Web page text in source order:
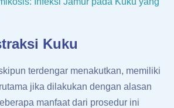
Kuku
terdengar menakutkan, memiliki
jika dilakukan dengan alasan
manfaat dari prosedur ini